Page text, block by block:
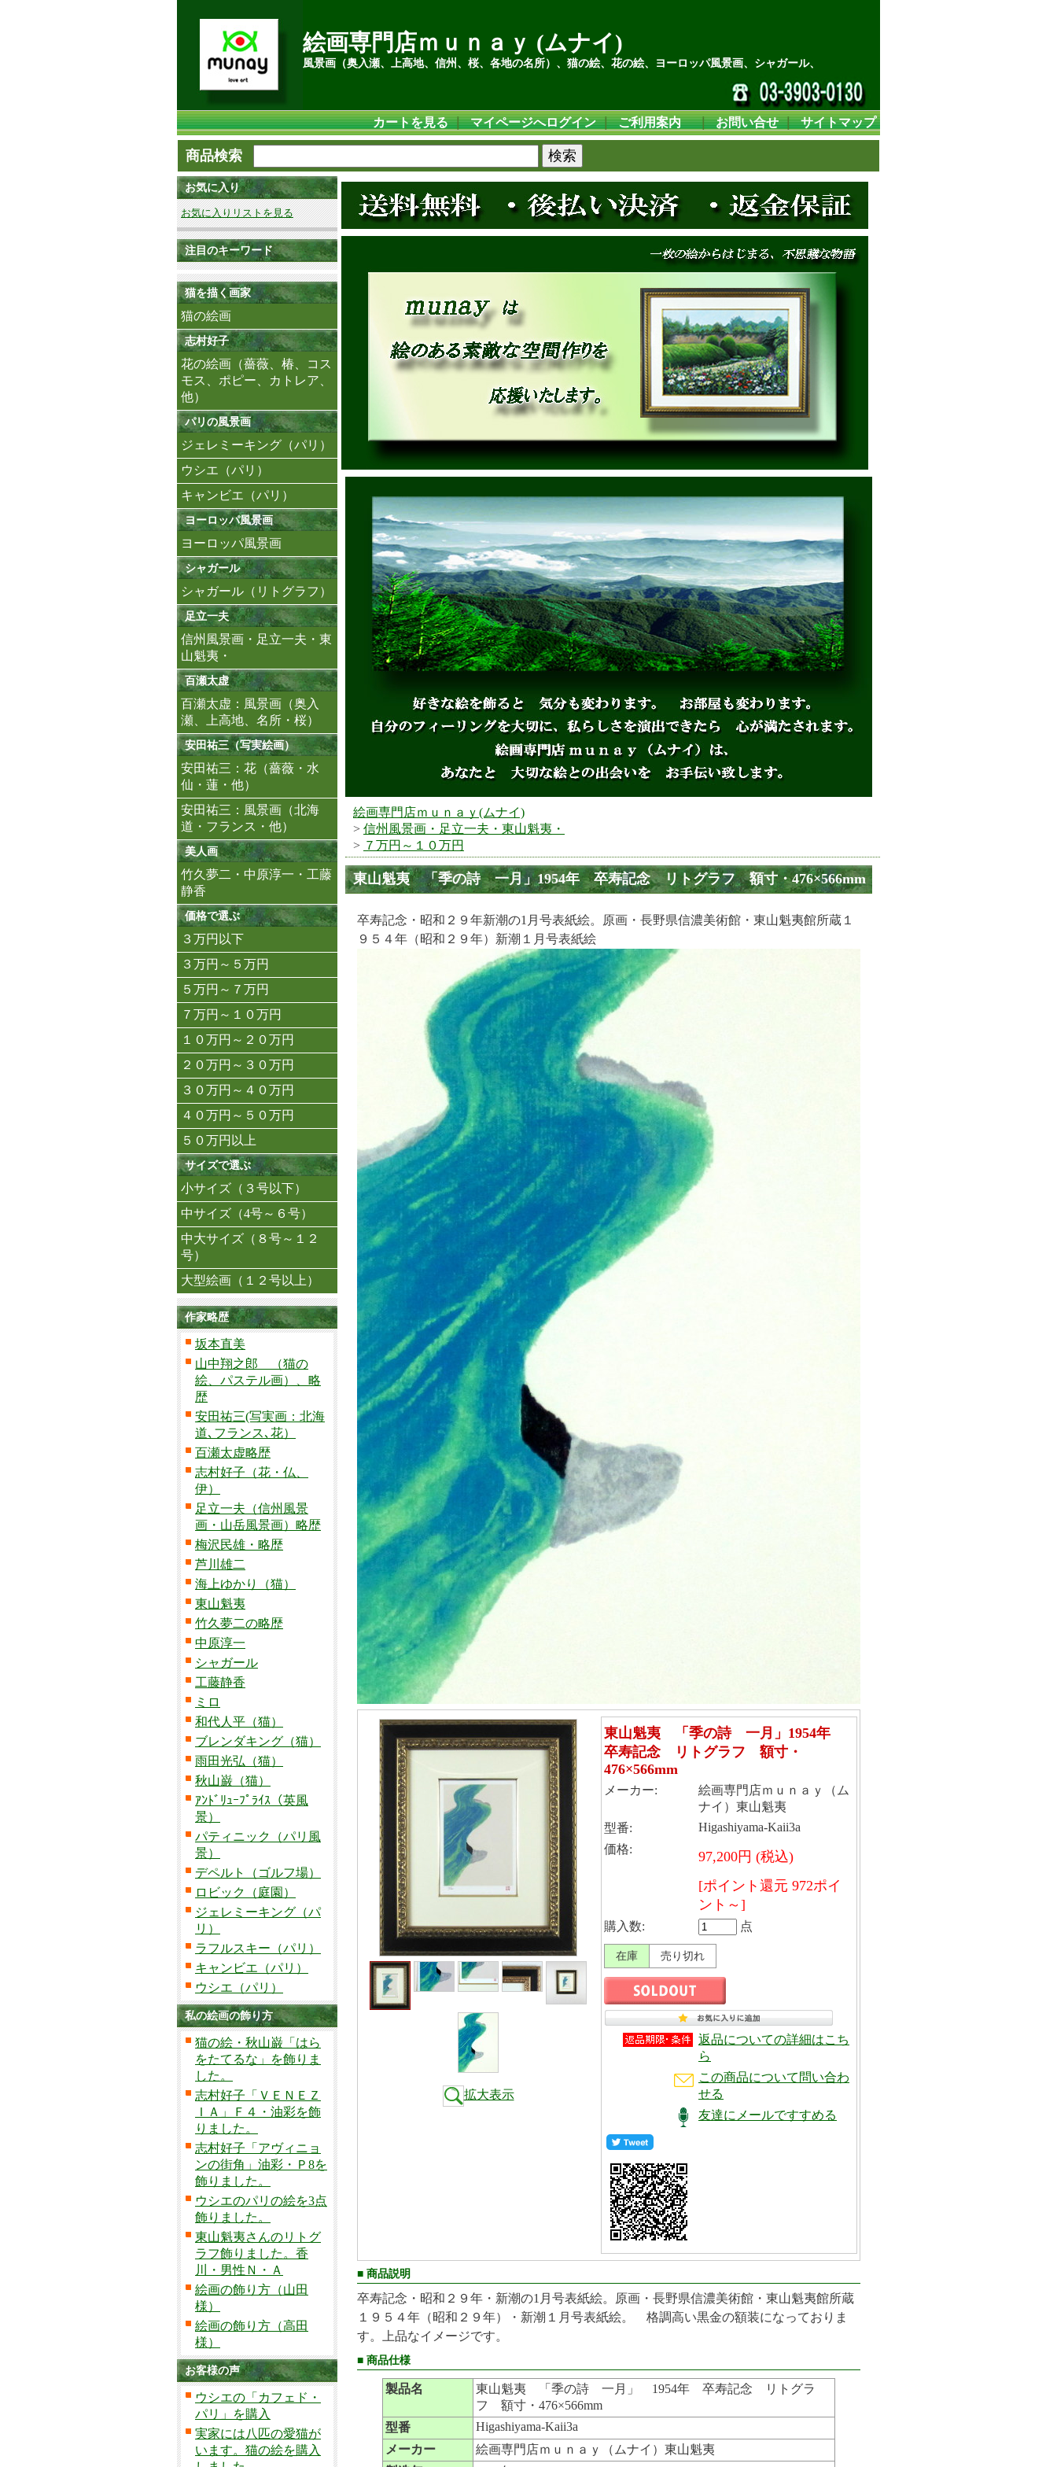
絵画専門店ｍｕｎａｙ (ムナイ)
風景画（奥入瀬、上高地、信州、桜、各地の名所）、猫の絵、花の絵、ヨーロッパ風景画、シャガール、
カートを見る｜ マイページへログイン｜ ご利用案内｜ お問い合せ｜ サイトマップ
商品検索
お気に入り
お気に入りリストを見る
注目のキーワード
猫を描く画家
猫の絵画
志村好子
花の絵画（薔薇、椿、コス
モス、ポピー、カトレア、
他）
パリの風景画
ジェレミーキング（パリ）
ウシエ（パリ）
キャンビエ（パリ）
ヨーロッパ風景画
ヨーロッパ風景画
シャガール
シャガール（リトグラフ）
足立一夫
信州風景画・足立一夫・東
山魁夷・
百瀬太虚
百瀬太虚：風景画（奥入
瀬、上高地、名所・桜）
安田祐三（写実絵画）
安田祐三：花（薔薇・水
仙・蓮・他）
安田祐三：風景画（北海
道・フランス・他）
美人画
竹久夢二・中原淳一・工藤
静香
価格で選ぶ
３万円以下
３万円～５万円
５万円～７万円
７万円～１０万円
１０万円～２０万円
２０万円～３０万円
３０万円～４０万円
４０万円～５０万円
５０万円以上
サイズで選ぶ
小サイズ（３号以下）
中サイズ（4号～６号）
中大サイズ（８号～１２
号）
大型絵画（１２号以上）
作家略歴
坂本直美
山中翔之郎 （猫の
絵、パステル画）、略
歴
安田祐三(写実画：北海
道､フランス､花）
百瀬太虚略歴
志村好子（花・仏、
伊）
足立一夫（信州風景
画・山岳風景画）略歴
梅沢民雄・略歴
芦川雄二
海上ゆかり（猫）
東山魁夷
竹久夢二の略歴
中原淳一
シャガール
工藤静香
ミロ
和代人平（猫）
ブレンダキング（猫）
雨田光弘（猫）
秋山巌（猫）
ｱﾝﾄﾞﾘｭｰﾌﾟﾗｲｽ（英風
景）
パティニック（パリ風
景）
デペルト（ゴルフ場）
ロビック（庭園）
ジェレミーキング（パ
リ）
ラフルスキー（パリ）
キャンビエ（パリ）
ウシエ（パリ）
私の絵画の飾り方
猫の絵・秋山巌「はら
をたてるな」を飾りま
した。
志村好子「ＶＥＮＥＺ
ＩＡ」Ｆ４・油彩を飾
りました。
志村好子「アヴィニョ
ンの街角」油彩・Ｐ8を
飾りました。
ウシエのパリの絵を3点
飾りました。
東山魁夷さんのリトグ
ラフ飾りました。香
川・男性Ｎ・Ａ
絵画の飾り方（山田
様）
絵画の飾り方（高田
様）
お客様の声
ウシエの「カフェド・
パリ」を購入
実家には八匹の愛猫が
います。猫の絵を購入
絵画専門店ｍｕｎａｙ(ムナイ)
> 信州風景画・足立一夫・東山魁夷・
> ７万円～１０万円
東山魁夷 「季の詩 一月」1954年 卒寿記念 リトグラフ 額寸・476×566mm
卒寿記念・昭和２９年新潮の1月号表紙絵。原画・長野県信濃美術館・東山魁夷館所蔵１
９５４年（昭和２９年）新潮１月号表紙絵
拡大表示
東山魁夷 「季の詩 一月」1954年
卒寿記念 リトグラフ 額寸・
476×566mm
メーカー:
絵画専門店ｍｕｎａｙ（ム
ナイ）東山魁夷
型番:
Higashiyama-Kaii3a
価格:
97,200円 (税込)
[ポイント還元 972ポイ
ント～]
購入数: 点
在庫 売り切れ
返品についての詳細はこち
ら
この商品について問い合わ
せる
友達にメールですすめる
■ 商品説明
卒寿記念・昭和２９年・新潮の1月号表紙絵。原画・長野県信濃美術館・東山魁夷館所蔵
１９５４年（昭和２９年）・新潮１月号表紙絵。 格調高い黒金の額装になっておりま
す。上品なイメージです。
■ 商品仕様
製品名
東山魁夷 「季の詩 一月」 1954年 卒寿記念 リトグラ
フ 額寸・476×566mm
型番
Higashiyama-Kaii3a
メーカー
絵画専門店ｍｕｎａｙ（ムナイ）東山魁夷